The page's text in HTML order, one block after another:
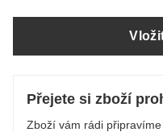
Přejete si zboží
Zboží vám rádi